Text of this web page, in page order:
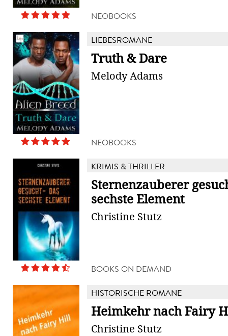
NEOBOOKS
LIEBESROMANE
Truth & Dare
Melody Adams
NEOBOOKS
KRIMIS & THRILLER
Sternenzauberer
sechste Element
Christine Stutz
BOOKS ON DEMAND
HISTORISCHE ROMANE
Heimkehr nach Fairy
Christine Stutz